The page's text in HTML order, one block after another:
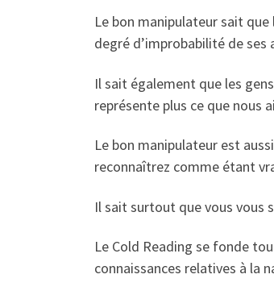
Le bon manipulateur sait
degré d’improbabilité de ses
Il sait également que les
représente plus ce que nous
Le bon manipulateur est
reconnaîtrez comme étant
Il sait surtout que vous vous
Le Cold Reading se fonde
connaissances relatives à la